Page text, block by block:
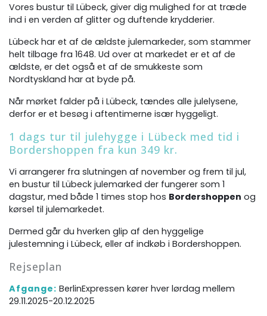
Vores bustur til Lübeck, giver dig mulighed for at træde
ind i en verden af glitter og duftende krydderier.
Lübeck har et af de ældste julemarkeder, som stammer
helt tilbage fra 1648. Ud over at markedet er et af de
ældste, er det også et af de smukkeste som
Nordtyskland har at byde på.
Når mørket falder på i Lübeck, tændes alle julelysene,
derfor er et besøg i aftentimerne især hyggeligt.
1 dags tur til julehygge i Lübeck med tid i
Bordershoppen fra kun 349 kr.
Vi arrangerer fra slutningen af november og frem til jul,
en bustur til Lübeck julemarked der fungerer som 1
dagstur, med både 1 times stop hos Bordershoppen og
kørsel til julemarkedet.
Dermed går du hverken glip af den hyggelige
julestemning i Lübeck, eller af indkøb i Bordershoppen.
Rejseplan
Afgange: BerlinExpressen kører hver lørdag mellem
29.11.2025-20.12.2025